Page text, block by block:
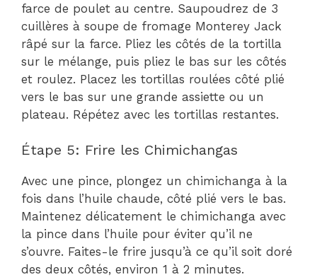
farce de poulet au centre. Saupoudrez de 3
cuillères à soupe de fromage Monterey Jack
râpé sur la farce. Pliez les côtés de la tortilla
sur le mélange, puis pliez le bas sur les côtés
et roulez. Placez les tortillas roulées côté plié
vers le bas sur une grande assiette ou un
plateau. Répétez avec les tortillas restantes.
Étape 5: Frire les Chimichangas
Avec une pince, plongez un chimichanga à la
fois dans l’huile chaude, côté plié vers le bas.
Maintenez délicatement le chimichanga avec
la pince dans l’huile pour éviter qu’il ne
s’ouvre. Faites-le frire jusqu’à ce qu’il soit doré
des deux côtés, environ 1 à 2 minutes.